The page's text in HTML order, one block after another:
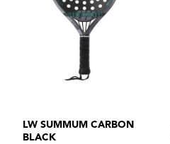
LW SUMMUM CARBON
BLACK